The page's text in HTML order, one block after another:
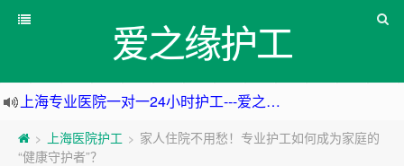
爱之缘护工
上海专业医院一对一24小时护工---爱之缘护工 18202153150
上海住家一对一护工---上海爱之缘护工 18202153150
> 上海医院护工 > 家人住院不用愁！专业护工如何成为家庭的
“健康守护者”？